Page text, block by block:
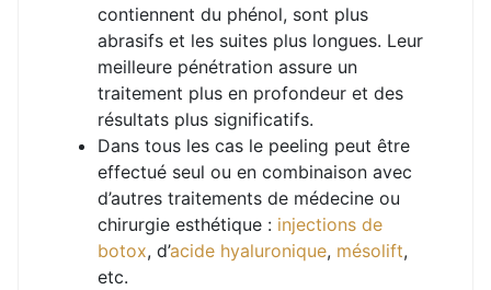
contiennent du phénol, sont plus
abrasifs et les suites plus longues. Leur
meilleure pénétration assure un
traitement plus en profondeur et des
résultats plus significatifs.
Dans tous les cas le peeling peut être
effectué seul ou en combinaison avec
d’autres traitements de médecine ou
chirurgie esthétique : injections de
botox, d’acide hyaluronique, mésolift,
etc.